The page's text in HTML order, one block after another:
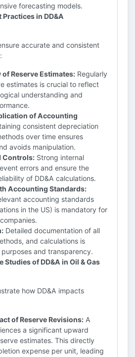
forecasting models.
in DD&A
accurate and consistent
of Reserve Estimates: Regularly
estimates is crucial to reflect
understanding and
of Accounting
consistent depreciation
over time ensures
avoids manipulation.
Controls: Strong internal
errors and ensure the
of DD&A calculations.
Accounting Standards:
accounting standards
in the US) is mandatory for
Detailed documentation of all
and calculations is
and transparency.
Studies of DD&A in Oil & Gas
how DD&A impacts
of Reserve Revisions: A
a significant upward
estimates. This directly
expense per unit, leading